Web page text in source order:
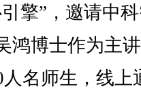
擎”，邀请中
鸿博士作为主
名师生，线上